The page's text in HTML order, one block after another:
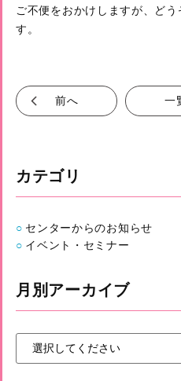
ご不便をおかけしますが、ど
す。
前へ 一
カテゴリ
センターからのお知らせ
イベント・セミナー
月別アーカイブ